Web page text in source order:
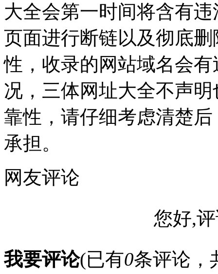
大全会第一时间将含有
页面进行断链以及彻底
性，收录的网站域名会
况，三体网址大全不声
靠性，请仔细考虑清楚
承担。
网友评论
您好,
我要评论(已有0条评论，